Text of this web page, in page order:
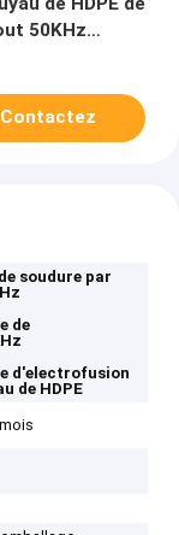
50KHz
Contactez
soudure par
de
d'electrofusion
de HDPE